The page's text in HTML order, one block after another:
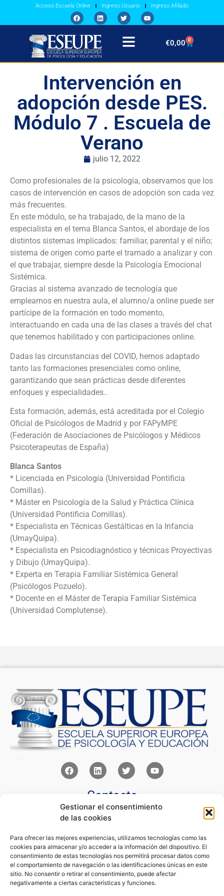
Gestionar el consentimiento
de las cookies
Para ofrecer las mejores experiencias, utilizamos tecnologías como las
cookies para almacenar y/o acceder a la información del dispositivo. El
consentimiento de estas tecnologías nos permitirá procesar datos como
el comportamiento de navegación o las identificaciones únicas en este
sitio. No consentir o retirar el consentimiento, puede afectar
negativamente a ciertas características y funciones.
Acceso Escuela Online Ingreso Usuario Ingreso Afiliado
€0,00 0
Intervención en
adopción desde PES.
Módulo 7 . Escuela de
Verano
julio 12, 2022
Como profesionales de la psicología, observamos que los
casos de intervención en casos de adopción son cada vez
más frecuentes.
En este módulo, se ha trabajado, de la mano de la
especialista en el tema Blanca Santos, el abordaje de los
distintos sistemas implicados: familiar, parental y el niño;
sistema de origen como parte el tramado a analizar y con
el que trabajar, siempre desde la Psicología Emocional
Sistémica.
Gracias al sistema avanzado de tecnología que
empleamos en nuestra aula, el alumno/a online puede ser
partícipe de la formación en todo momento,
interactuando en cada una de las clases a través del chat
que tenemos habilitado y con participaciones online.
Dadas las circunstancias del COVID, hemos adaptado
tanto las formaciones presenciales como online,
garantizando que sean prácticas desde diferentes
enfoques y especialidades..
Esta formación, además, está acreditada por el Colegio
Oficial de Psicólogos de Madrid y por FAPyMPE
(Federación de Asociaciones de Psicólogos y Médicos
Psicoterapeutas de España)
Blanca Santos
* Licenciada en Psicología (Universidad Pontificia
Comillas).
* Máster en Psicología de la Salud y Práctica Clínica
(Universidad Pontificia Comillas).
* Especialista en Técnicas Gestálticas en la Infancia
(UmayQuipa).
* Especialista en Psicodiagnóstico y técnicas Proyectivas
y Dibujo (UmayQuipa).
* Experta en Terapia Familiar Sistémica General
(Psicólogos Pozuelo).
* Docente en el Máster de Terapia Familiar Sistémica
(Universidad Complutense).
Contacto
Av Juan XXIII 15b Pozuelo de Alarcón – Madrid
+34 91 352 77 28
Links
Norlan Digital Marketing Para Psicólogos
Psicólogos Pozuelo